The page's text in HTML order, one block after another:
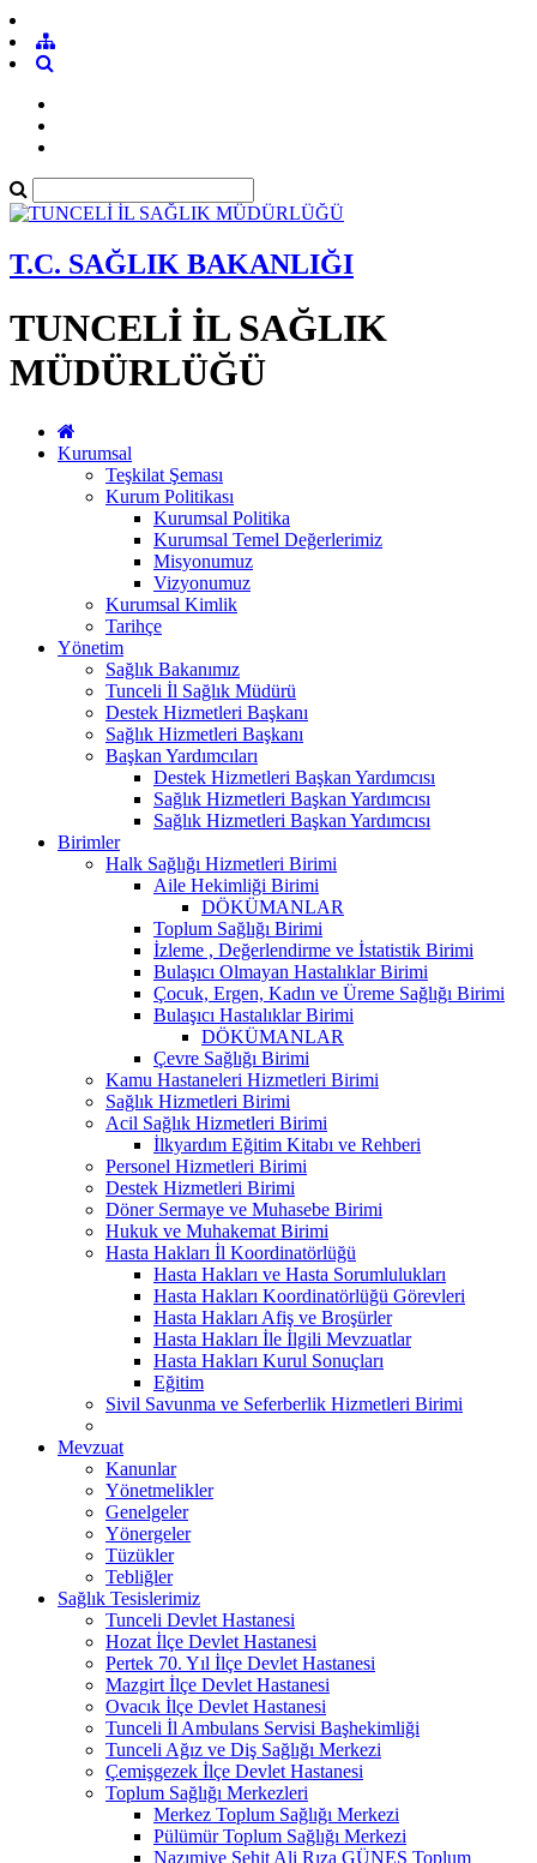
T.C. SAĞLIK BAKANLIĞI
TUNCELİ İL SAĞLIK
MÜDÜRLÜĞÜ
Kurumsal
Teşkilat Şeması
Kurum Politikası
Kurumsal Politika
Kurumsal Temel Değerlerimiz
Misyonumuz
Vizyonumuz
Kurumsal Kimlik
Tarihçe
Yönetim
Sağlık Bakanımız
Tunceli İl Sağlık Müdürü
Destek Hizmetleri Başkanı
Sağlık Hizmetleri Başkanı
Başkan Yardımcıları
Destek Hizmetleri Başkan Yardımcısı
Sağlık Hizmetleri Başkan Yardımcısı
Sağlık Hizmetleri Başkan Yardımcısı
Birimler
Halk Sağlığı Hizmetleri Birimi
Aile Hekimliği Birimi
DÖKÜMANLAR
Toplum Sağlığı Birimi
İzleme , Değerlendirme ve İstatistik Birimi
Bulaşıcı Olmayan Hastalıklar Birimi
Çocuk, Ergen, Kadın ve Üreme Sağlığı Birimi
Bulaşıcı Hastalıklar Birimi
DÖKÜMANLAR
Çevre Sağlığı Birimi
Kamu Hastaneleri Hizmetleri Birimi
Sağlık Hizmetleri Birimi
Acil Sağlık Hizmetleri Birimi
İlkyardım Eğitim Kitabı ve Rehberi
Personel Hizmetleri Birimi
Destek Hizmetleri Birimi
Döner Sermaye ve Muhasebe Birimi
Hukuk ve Muhakemat Birimi
Hasta Hakları İl Koordinatörlüğü
Hasta Hakları ve Hasta Sorumlulukları
Hasta Hakları Koordinatörlüğü Görevleri
Hasta Hakları Afiş ve Broşürler
Hasta Hakları İle İlgili Mevzuatlar
Hasta Hakları Kurul Sonuçları
Eğitim
Sivil Savunma ve Seferberlik Hizmetleri Birimi
Mevzuat
Kanunlar
Yönetmelikler
Genelgeler
Yönergeler
Tüzükler
Tebliğler
Sağlık Tesislerimiz
Tunceli Devlet Hastanesi
Hozat İlçe Devlet Hastanesi
Pertek 70. Yıl İlçe Devlet Hastanesi
Mazgirt İlçe Devlet Hastanesi
Ovacık İlçe Devlet Hastanesi
Tunceli İl Ambulans Servisi Başhekimliği
Tunceli Ağız ve Diş Sağlığı Merkezi
Çemişgezek İlçe Devlet Hastanesi
Toplum Sağlığı Merkezleri
Merkez Toplum Sağlığı Merkezi
Pülümür Toplum Sağlığı Merkezi
Nazımiye Şehit Ali Rıza GÜNEŞ Toplum